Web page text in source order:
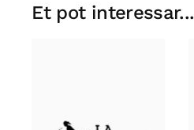
Et pot interessar...